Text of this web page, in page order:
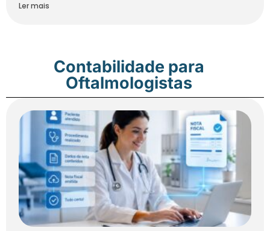
Ler mais
Contabilidade para
Oftalmologistas